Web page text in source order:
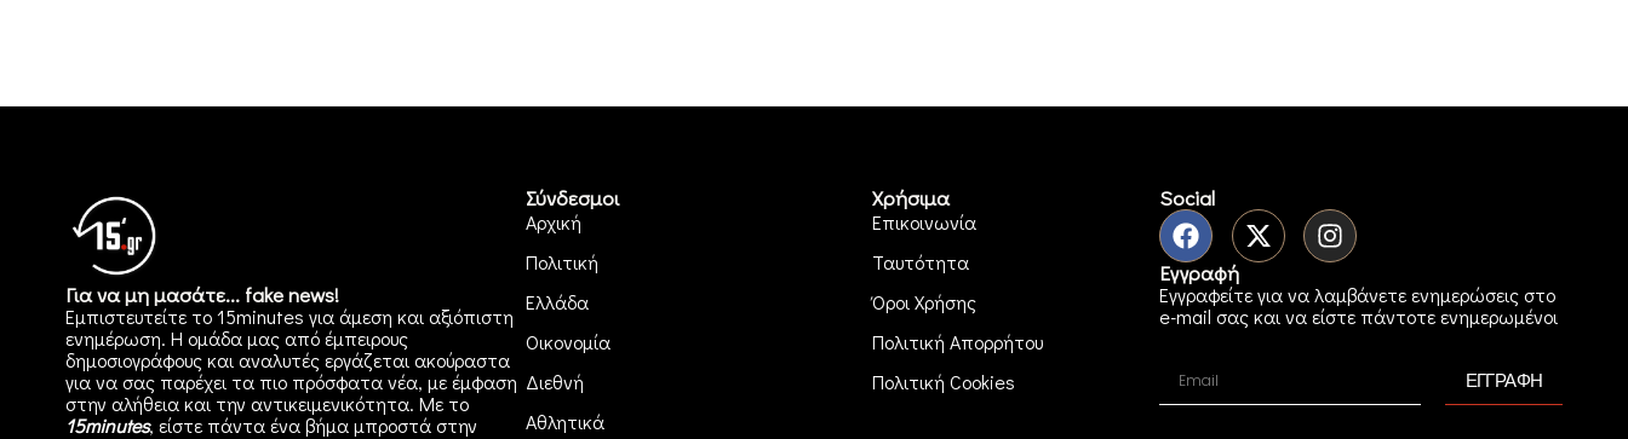
Για να μη μασάτε... fake news!
Εμπιστευτείτε το 15minutes για άμεση και αξιόπιστη
ενημέρωση. Η ομάδα μας από έμπειρους
δημοσιογράφους και αναλυτές εργάζεται ακούραστα
για να σας παρέχει τα πιο πρόσφατα νέα, με έμφαση
στην αλήθεια και την αντικειμενικότητα. Με το
15minutes, είστε πάντα ένα βήμα μπροστά στην
Σύνδεσμοι
Αρχική
Πολιτική
Ελλάδα
Οικονομία
Διεθνή
Αθλητικά
Χρήσιμα
Επικοινωνία
Ταυτότητα
Όροι Χρήσης
Πολιτική Απορρήτου
Πολιτική Cookies
Social
Εγγραφή
Εγγραφείτε για να λαμβάνετε ενημερώσεις στο
e-mail σας και να είστε πάντοτε ενημερωμένοι
ΕΓΓΡΑΦΗ